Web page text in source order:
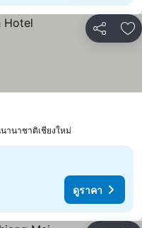
แชร์ เ
านาชาติเชียงใหม่
ดูราคา